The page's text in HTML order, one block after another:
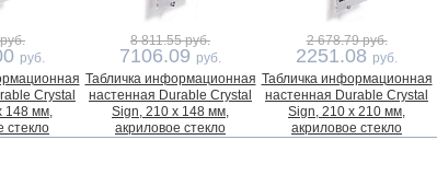
руб.
Crystal
148 мм,
стекло
8 811.55 руб.
7106.09 руб.
Табличка информационная
настенная Durable Crystal
Sign, 210 x 148 мм,
акриловое стекло
2 678.79 руб.
2251.08 руб.
Табличка информационная
настенная Durable Crystal
Sign, 210 x 210 мм,
акриловое стекло